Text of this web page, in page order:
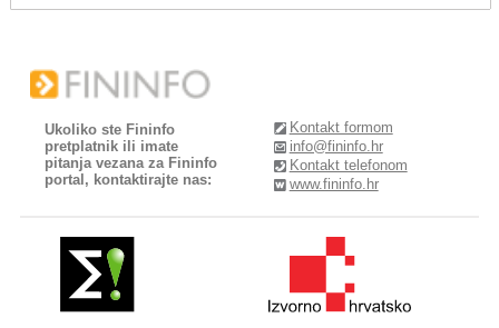
Ukoliko ste Fininfo
pretplatnik ili imate
pitanja vezana za Fininfo
portal, kontaktirajte nas:
Kontakt formom
info@fininfo.hr
Kontakt telefonom
www.fininfo.hr